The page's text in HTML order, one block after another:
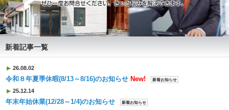
新着記事一覧
26.08.02
令和８年夏季休暇(8/13～8/16)のお知らせ New! 新着お知らせ
25.12.14
年末年始休業(12/28～1/4)のお知らせ 新着お知らせ